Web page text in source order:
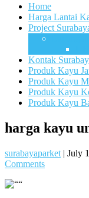
Home
Harga Lantai
Project
Kontak
Produk Kayu
Produk Kayu
Produk Kayu
Produk Kayu
harga kayu
surabayaparket | July
Comments